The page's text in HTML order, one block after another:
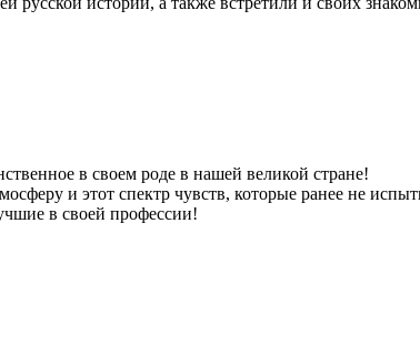
в своем роде в нашей великой стране!
и этот спектр чувств, которые ранее не
в своей профессии!